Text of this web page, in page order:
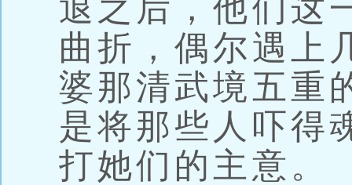
退之后，他们这
曲折，偶尔遇上
婆那清武境五重
是将那些人吓得
打她们的主意。